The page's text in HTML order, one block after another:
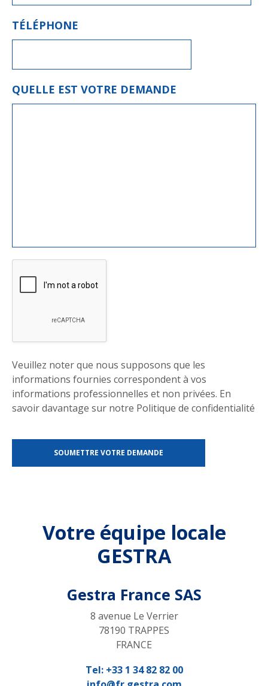
TÉLÉPHONE
QUELLE EST VOTRE DEMANDE
Veuillez noter que nous supposons que les
informations fournies correspondent à vos
informations professionnelles et non privées. En
savoir davantage sur notre Politique de confidentialité
Votre équipe locale
GESTRA
Gestra France SAS
8 avenue Le Verrier
78190 TRAPPES
FRANCE
Tel: +33 1 34 82 82 00